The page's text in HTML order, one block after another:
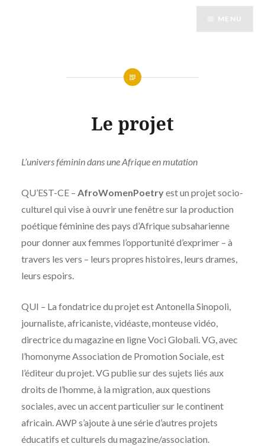
MENU
Le projet
L’univers féminin dans une Afrique en mutation
QU’EST-CE – AfroWomenPoetryest un projet socio-
culturel qui vise à ouvrir une fenêtre sur la production
poétique féminine des pays d’Afrique subsaharienne
pour donner aux femmes l’opportunité d’exprimer – à
travers les vers – leurs propres histoires, leurs drames,
leurs espoirs.
QUI – La fondatrice du projet est Antonella Sinopoli,
journaliste, africaniste, vidéaste, monteuse vidéo,
directrice du magazine en ligne Voci Globali. VG, avec
l’homonyme Association de Promotion Sociale, est
l’éditeur du projet. VG publie sur des sujets liés aux
droits de l’homme, à la migration, aux questions
sociales, avec un accent particulier sur le continent
africain. AWP s’ajoute à une série d’autres projets
éducatifs et culturels du magazine/association.